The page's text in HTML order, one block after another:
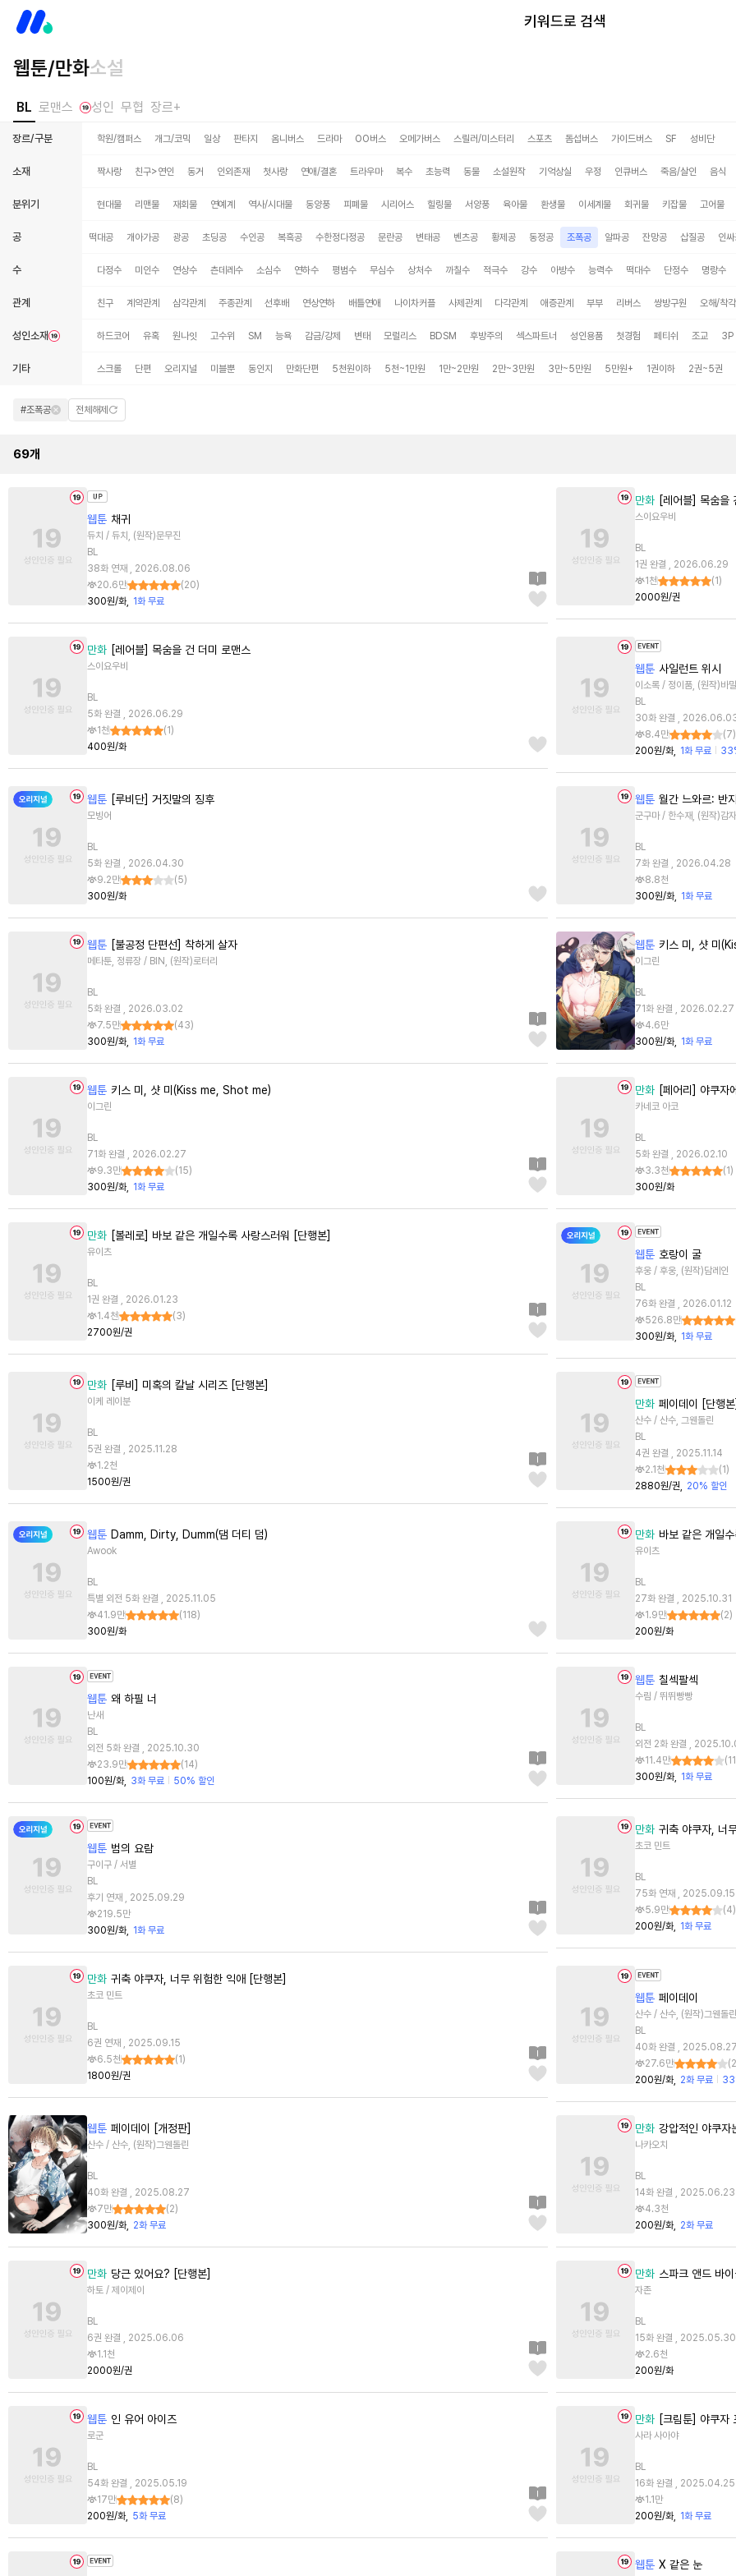
키워드로 검색
웹툰/만화소설
BL 로맨스 성인 무협 장르+
장르/구분 학원/캠퍼스 개그/코믹 일상 판타지 옴니버스 드라마 OO버스 오메가버스 스릴러/미스터리 스포츠 돔섭버스 가이드버스 SF 성비단
소재 짝사랑 친구>연인 동거 인외존재 첫사랑 연애/결혼 트라우마 복수 초능력 동물 소설원작 기억상실 우정 인큐버스 죽음/살인 음식
분위기 현대물 리맨물 재회물 연예계 역사/시대물 동양풍 피폐물 시리어스 힐링물 서양풍 육아물 환생물 이세계물 회귀물 키잡물 고어물
공
사랑꾼공 떡대공 개아가공 광공 초딩공 수인공 복흑공 수한정다정공 문란공 변태공 벤츠공 황제공 동정공 조폭공 알파공 잔망공 삽질공 인
수 다정수 미인수 연상수 츤데레수 소심수 연하수 평범수 무심수 상처수 까칠수 적극수 강수 아방수 능력수 떡대수 단정수 명랑수
관계 친구 계약관계 삼각관계 주종관계 선후배 연상연하 배틀연애 나이차커플 사제관계 다각관계 애증관계 부부 리버스 쌍방구원 오해/착각
성인소재 하드코어 유혹 원나잇 고수위 SM 능욕 감금/강제 변태 모럴리스 BDSM 후방주의 섹스파트너 성인용품 첫경험 페티쉬 조교 3P
기타 스크롤 단편 오리지널 미블뿐 동인지 만화단편 5천원이하 5천~1만원 1만~2만원 2만~3만원 3만~5만원 5만원+ 1권이하 2권~5권
#조폭공 전체해제
69개
웹툰 채귀
듀치 / 듀치, (원작)문무진
BL
38화 연재 , 2026.08.06
20.6만
(20)
300원/화
1화 무료
만화 [레어블] 목숨을
스이요우비
BL
1권 완결 , 2026.06.29
1천
(1 )
2000원/권
만화 [레어블] 목숨을 건 더미 로맨스
스이요우비
BL
5화 완결 , 2026.06.29
1천
(1 )
400원/화
웹툰 사일런트 위시
이소록 / 정이품, (원작)바
BL
30화 완결 ,
8.4만
(7)
200원/화
1화 무료
웹툰 [루비단] 거짓말의 징후
모빙어
BL
5화 완결 , 2026.04.30
9.2만
(5)
300원/화
웹툰 월간 느와르: 반지
군구마 / 한수재, (원작)감
BL
7화 완결 , 2026.04.28
8.8천
300원/화
1화 무료
웹툰 [불공정 단편선] 착하게 살자
메타툰, 정류장 / BIN, (원작)로터리
BL
5화 완결 , 2026.03.02
7.5만
(43)
300원/화
1화 무료
웹툰 키스 미, 샷 미
이그린
BL
71화 완결 , 2026.02.27
4.6만
300원/화
1화 무료
웹툰 키스 미, 샷 미(Kiss me, Shot me)
이그린
BL
71화 완결 , 2026.02.27
9.3만
(15)
300원/화
1화 무료
만화 [페어리] 야쿠자
카네코 아코
BL
5화 완결 , 2026.02.10
3.3천
(1 )
300원/화
만화 [볼레로] 바보 같은 개일수록 사랑스러워 [단행본]
유이츠
BL
1권 완결 , 2026.01.23
1.4천
(3)
2700원/권
웹툰 호랑이 굴
후웅 / 후웅, (원작)담레인
BL
76화 완결 , 2026.01.12
526.8만
300원/화
1화 무료
만화 [루비] 미혹의 칼날 시리즈 [단행본]
이케 레이분
BL
5권 완결 , 2025.11.28
1.2천
1500원/권
만화 페이데이 [단행본]
산수 / 산수, 그웬돌린
BL
4권 완결 , 2025.11.14
2.1천
(1 )
2880원/권
20% 할인
웹툰 Damm, Dirty, Dumm(댐 더티 덤)
Awook
BL
특별 외전 5화 완결 , 2025.11.05
41.9만
(118)
300원/화
만화 바보 같은 개일
유이츠
BL
27화 완결 , 2025.10.31
1.9만
(2)
200원/화
웹툰 왜 하필 너
난새
BL
외전 5화 완결 , 2025.10.30
23.9만
(14)
100원/화
3화 무료 50% 할인
웹툰 칠섹팔섹
수림 / 뛰뛰빵빵
BL
외전 2화 완결 ,
11.4만
(11
300원/화
1화 무료
웹툰 범의 요람
구이구 / 서별
BL
후기 연재 , 2025.09.29
219.5만
300원/화
1화 무료
만화 귀축 야쿠자, 너
초코 민트
BL
75화 연재 , 2025.09.15
5.9만
(4)
200원/화
1화 무료
만화 귀축 야쿠자, 너무 위험한 익애 [단행본]
초코 민트
BL
6권 연재 , 2025.09.15
6.5천
(1 )
1800원/권
웹툰 페이데이
산수 / 산수, (원작)그웬돌린
BL
40화 완결 , 2025.08.27
27.6만
(
200원/화
2화 무료
웹툰 페이데이 [개정판]
산수 / 산수, (원작)그웬돌린
BL
40화 완결 , 2025.08.27
7만
(2)
300원/화
2화 무료
만화 강압적인 야쿠자
나카오치
BL
14화 완결 , 2025.06.23
4.3천
200원/화
2화 무료
만화 당근 있어요? [단행본]
하토 / 제이제이
BL
6권 완결 , 2025.06.06
1.1천
2000원/권
만화 스파크 앤드 바
자존
BL
15화 완결 , 2025.05.30
2.6천
200원/화
웹툰 인 유어 아이즈
로군
BL
54화 완결 , 2025.05.19
17만
(8)
200원/화
5화 무료
만화 [크림툰] 야쿠자
사라 사아야
BL
16화 완결 , 2025.04.25
1.1만
200원/화
1화 무료
웹툰 X 같은 눈